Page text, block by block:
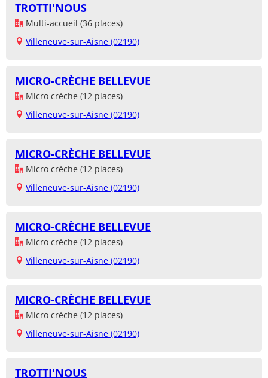
TROTTI'NOUS
Multi-accueil (36 places)
Villeneuve-sur-Aisne (02190)
MICRO-CRÈCHE BELLEVUE
Micro crèche (12 places)
Villeneuve-sur-Aisne (02190)
MICRO-CRÈCHE BELLEVUE
Micro crèche (12 places)
Villeneuve-sur-Aisne (02190)
MICRO-CRÈCHE BELLEVUE
Micro crèche (12 places)
Villeneuve-sur-Aisne (02190)
MICRO-CRÈCHE BELLEVUE
Micro crèche (12 places)
Villeneuve-sur-Aisne (02190)
TROTTI'NOUS